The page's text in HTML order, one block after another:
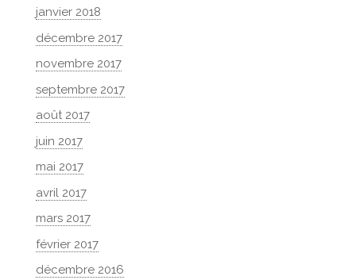
janvier 2018
décembre 2017
novembre 2017
septembre 2017
août 2017
juin 2017
mai 2017
avril 2017
mars 2017
février 2017
décembre 2016